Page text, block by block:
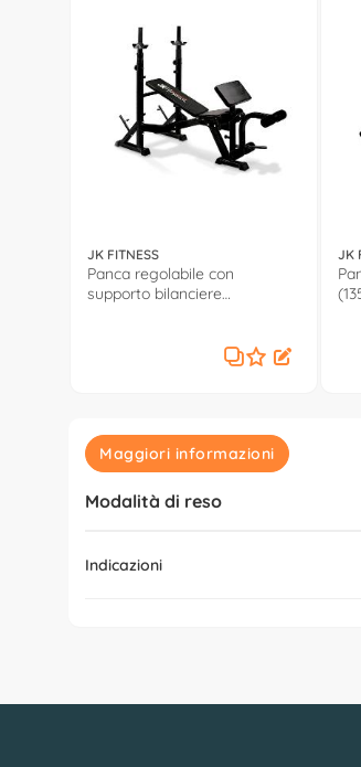
JK FITNESS
Panca regolabile con
supporto bilanciere
JK
Maggiori informazioni
Modalità di reso
Indicazioni